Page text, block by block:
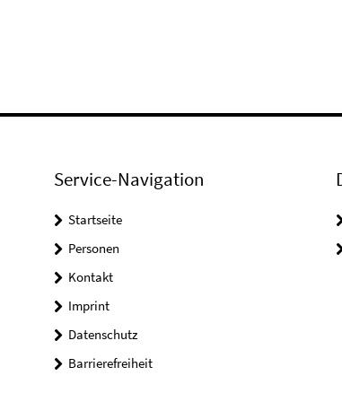
Service-Navigation
Startseite
Personen
Kontakt
Imprint
Datenschutz
Barrierefreiheit